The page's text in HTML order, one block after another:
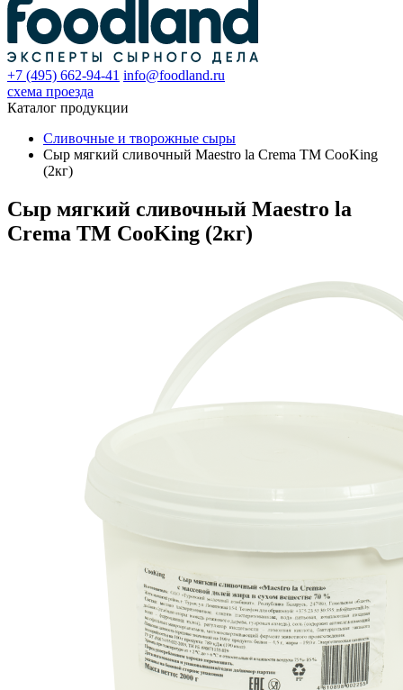
+7 (495) 662-94-41 info@foodland.ru
схема проезда
Каталог продукции
Сливочные и творожные сыры
Сыр мягкий сливочный Maestro la Crema ТМ CooKing
(2кг)
Сыр мягкий сливочный Maestro la
Crema ТМ CooKing (2кг)